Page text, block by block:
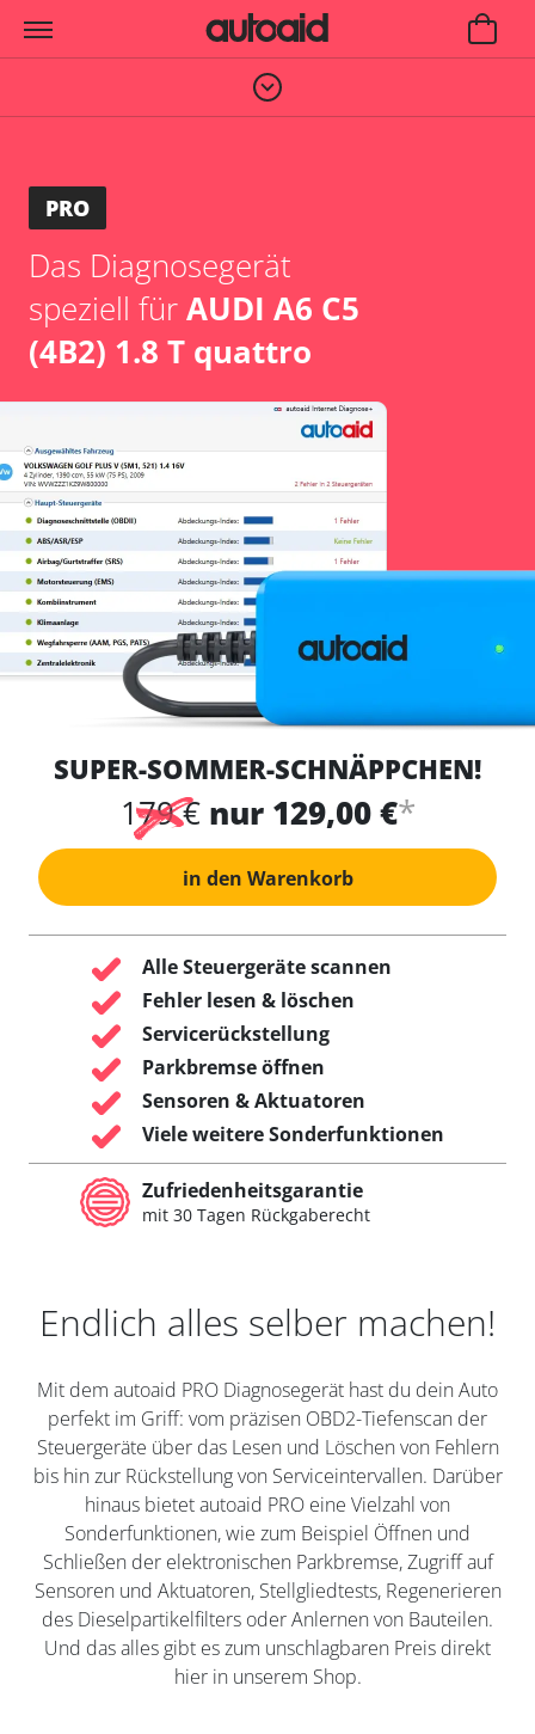
PRO
Das Diagnosegerät
speziell fürAUDI A6 C5
(4B2) 1.8 T quattro
SUPER-SOMMER-SCHNÄPPCHEN!
179 € nur 129,00 €*
in den Warenkorb
Alle Steuergeräte scannen
Fehler lesen & löschen
Servicerückstellung
Parkbremse öffnen
Sensoren & Aktuatoren
Viele weitere Sonderfunktionen
Zufriedenheitsgarantie
mit 30 Tagen Rückgaberecht
Endlich alles selber machen!
Mit dem autoaid PRO Diagnosegerät hast du dein Auto
perfekt im Griff: vom präzisen OBD2-Tiefenscan der
Steuergeräte über das Lesen und Löschen von Fehlern
bis hin zur Rückstellung von Serviceintervallen. Darüber
hinaus bietet autoaid PRO eine Vielzahl von
Sonderfunktionen, wie zum Beispiel Öffnen und
Schließen der elektronischen Parkbremse, Zugriff auf
Sensoren und Aktuatoren, Stellgliedtests, Regenerieren
des Dieselpartikelfilters oder Anlernen von Bauteilen.
Und das alles gibt es zum unschlagbaren Preis direkt
hier in unserem Shop.